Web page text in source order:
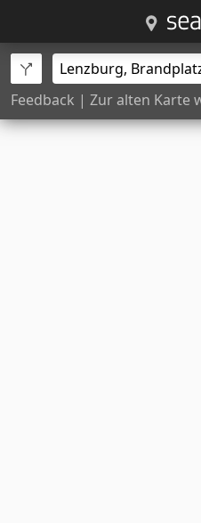
Feedback | Zur alten Karte